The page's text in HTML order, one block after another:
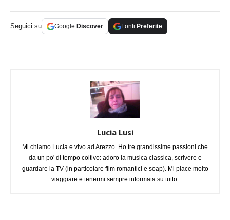
Seguici su Google Discover Fonti Preferite
Lucia Lusi
Mi chiamo Lucia e vivo ad Arezzo. Ho tre grandissime passioni che
da un po' di tempo coltivo: adoro la musica classica, scrivere e
guardare la TV (in particolare film romantici e soap). Mi piace molto
viaggiare e tenermi sempre informata su tutto.